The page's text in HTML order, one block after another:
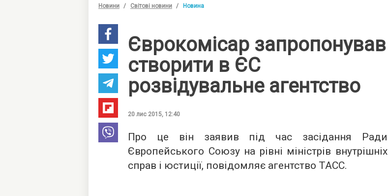
Новини Світові новини Новина
Єврокомісар запропонував
створити в ЄС
розвідувальне агентство
20 лис 2015, 12:40
Про це він заявив під час засідання Ради
Європейського Союзу на рівні міністрів внутрішніх
справ і юстиції, повідомляє агентство ТАСС.